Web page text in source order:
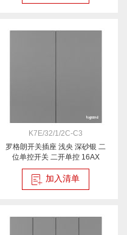
K7E/32/1/2C-C3
罗格朗开关插座 浅央 深砂银 二
位单控开关 二开单控 16AX
加入清单